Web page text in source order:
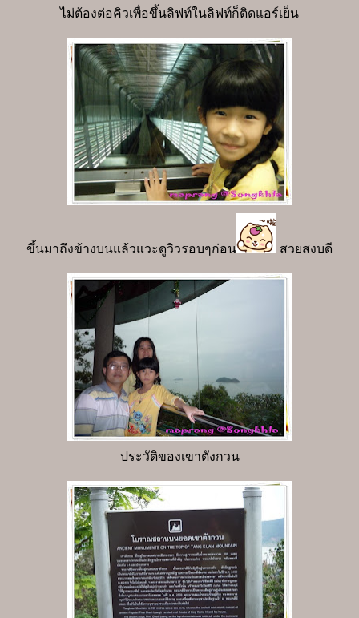
ไม่ต้องต่อคิวเพื่อขึ้นลิฟท์ในลิฟท์ก็ติดแอร์เย็น
ขึ้นมาถึงข้างบนแล้วแวะดูวิวรอบๆก่อน สวยสงบดี
ประวัติของเขาตังกวน